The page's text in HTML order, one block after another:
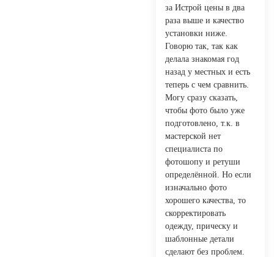
за Истрой цены в два
раза выше и качество
установки ниже.
Говорю так, так как
делала знакомая год
назад у местных и есть
теперь с чем сравнить.
Могу сразу сказать,
чтобы фото было уже
подготовлено, т.к. в
мастерской нет
специалиста по
фотошопу и ретуши
определённой. Но если
изначально фото
хорошего качества, то
скорректировать
одежду, прическу и
шаблонные детали
сделают без проблем.